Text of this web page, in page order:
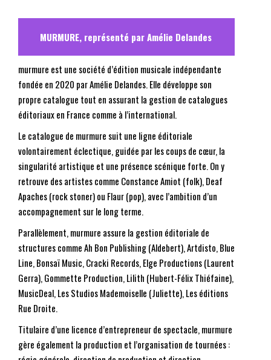
MURMURE, représenté par Amélie Delandes
murmure est une société d’édition musicale indépendante
fondée en 2020 par Amélie Delandes. Elle développe son
propre catalogue tout en assurant la gestion de catalogues
éditoriaux en France comme à l’international.
Le catalogue de murmure suit une ligne éditoriale
volontairement éclectique, guidée par les coups de cœur, la
singularité artistique et une présence scénique forte. On y
retrouve des artistes comme Constance Amiot (folk), Deaf
Apaches (rock stoner) ou Flaur (pop), avec l’ambition d’un
accompagnement sur le long terme.
Parallèlement, murmure assure la gestion éditoriale de
structures comme Ah Bon Publishing (Aldebert), Artdisto, Blue
Line, Bonsaï Music, Cracki Records, Elge Productions (Laurent
Gerra), Gommette Production, Lilith (Hubert-Félix Thiéfaine),
MusicDeal, Les Studios Mademoiselle (Juliette), Les éditions
Rue Droite.
Titulaire d’une licence d’entrepreneur de spectacle, murmure
gère également la production et l’organisation de tournées :